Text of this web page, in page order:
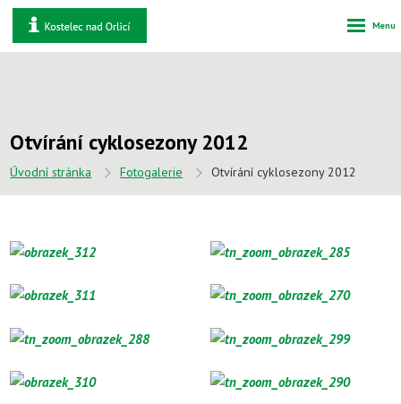
Otvírání cyklosezony 2012
Úvodní stránka Fotogalerie Otvírání cyklosezony 2012